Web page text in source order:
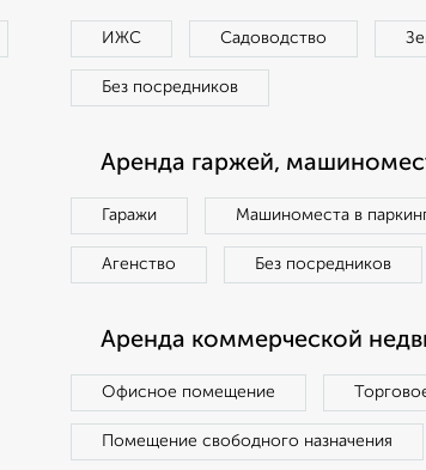
ИЖС Садоводство
Без посредников
Аренда гаржей,
Гаражи Машиноместа в
Агенство Без посредников
Аренда коммерческой
Офисное помещение
Помещение свободного назначения